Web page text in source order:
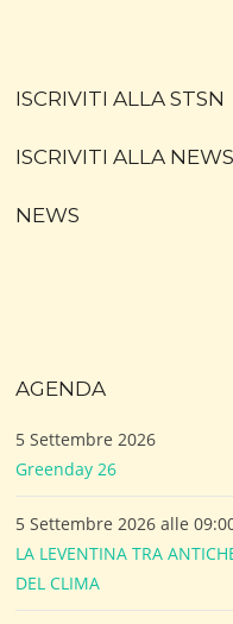
ISCRIVITI ALLA STSN
ISCRIVITI ALLA
NEWS
AGENDA
5 Settembre 2026
Greenday 26
5 Settembre 2026 alle
LA LEVENTINA TRA
DEL CLIMA